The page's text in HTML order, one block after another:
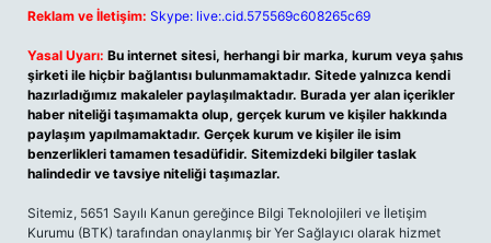
Reklam ve İletişim: Skype: live:.cid.575569c608265c69
Yasal Uyarı: Bu internet sitesi, herhangi bir marka, kurum veya şahıs
şirketi ile hiçbir bağlantısı bulunmamaktadır. Sitede yalnızca kendi
hazırladığımız makaleler paylaşılmaktadır. Burada yer alan içerikler
haber niteliği taşımamakta olup, gerçek kurum ve kişiler hakkında
paylaşım yapılmamaktadır. Gerçek kurum ve kişiler ile isim
benzerlikleri tamamen tesadüfidir. Sitemizdeki bilgiler taslak
halindedir ve tavsiye niteliği taşımazlar.
Sitemiz, 5651 Sayılı Kanun gereğince Bilgi Teknolojileri ve İletişim
Kurumu (BTK) tarafından onaylanmış bir Yer Sağlayıcı olarak hizmet